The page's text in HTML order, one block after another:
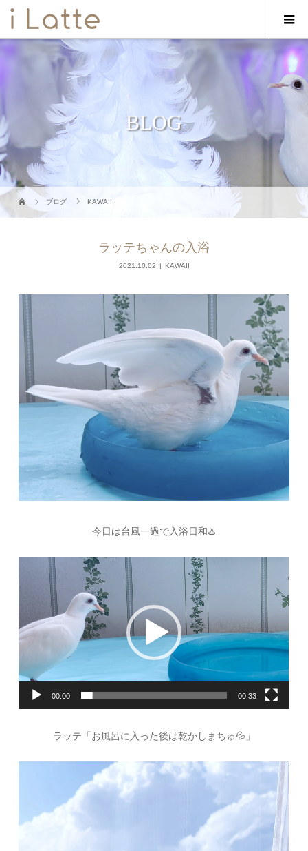
BLOG
ブログ KAWAII
ラッテちゃんの入浴
2021.10.02 KAWAII
今日は台風一過で入浴日和♨️
動
00:00 00:33
ラッテ「お風呂に入った後は乾かしまちゅ💦」
ー